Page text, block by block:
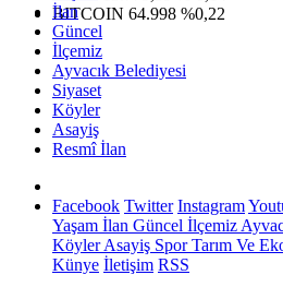
BITCOIN 64.998 %0,22
İlan
Güncel
İlçemiz
Ayvacık Belediyesi
Siyaset
Köyler
Asayiş
Resmî İlan
Facebook Twitter Instagram
Yaşam İlan Güncel İlçemiz
KöylerAsayiş SporTarım Ve
Künye İletişim RSS